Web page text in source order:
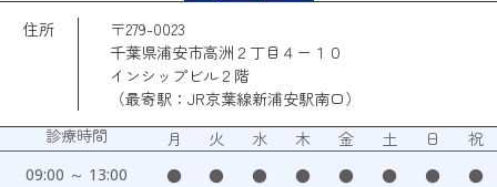
住所
〒279-0023
千葉県浦安市高洲２丁目４ー１０
インシップビル２階
（最寄駅：JR京葉線新浦安駅南口）
診療時間
月 火 水 木 金 土 日 祝
09:00 ～ 13:00 ● ● ● ● ● ● ● ●